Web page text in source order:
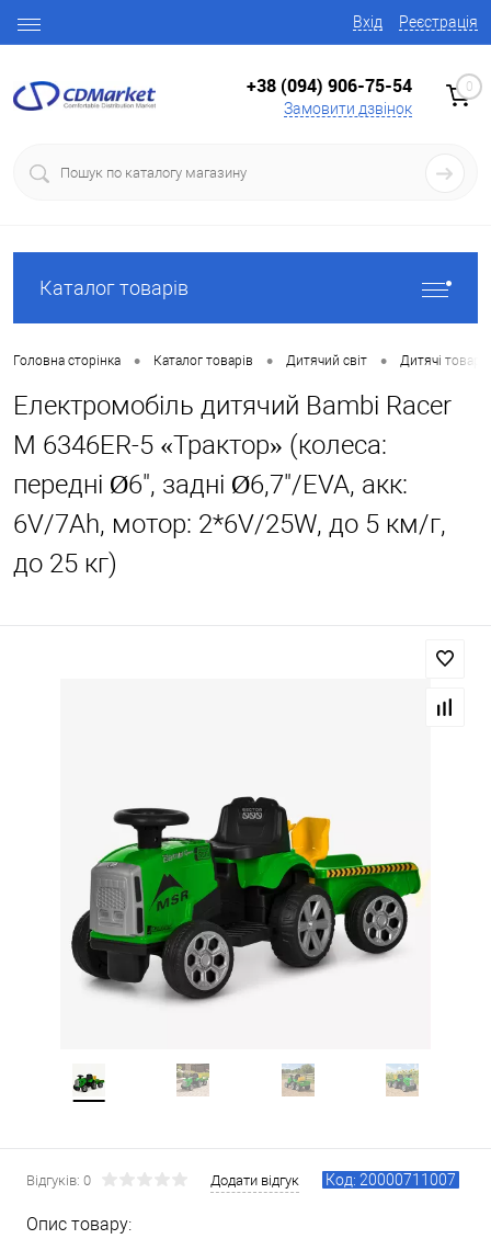
Вхід Реєстрація
+38 (094) 906-75-54
Замовити дзвінок
0
Каталог товарів
Головна сторінка • Каталог товарів • Дитячий світ • Дитячі
Електромобіль дитячий Bambi Racer
M 6346ER-5 «Трактор» (колеса:
передні Ø6", задні Ø6,7"/EVA, акк:
6V/7Ah, мотор: 2*6V/25W, до 5 км/г,
до 25 кг)
Відгуків: 0 Додати відгук Код: 20000711007
Опис товару: